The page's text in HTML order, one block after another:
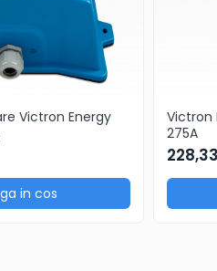
Victron Energy
in cos
Victron
275A